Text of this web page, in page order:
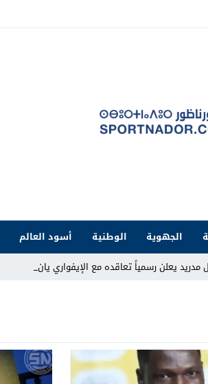
الجهوية الوطنية أسود العالم
مدريد يعلن رسمياً تعاقده مع الإيفواري يان ديوماندي _